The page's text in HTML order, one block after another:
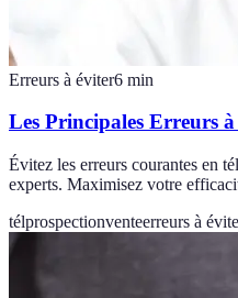
Erreurs à éviter6 min
Les Principales Erreurs
Évitez les erreurs courantes en
experts. Maximisez votre
télprospectionventeerreurs à